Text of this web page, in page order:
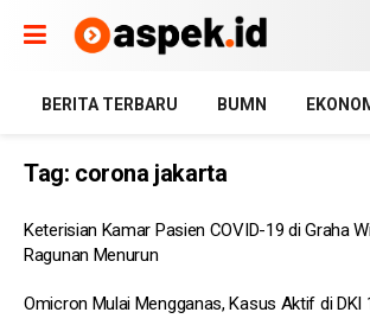
BERITA TERBARU BUMN
Tag: corona jakarta
Keterisian Kamar Pasien COVID-19 di Graha
Ragunan Menurun
Omicron Mulai Mengganas, Kasus Aktif di DKI